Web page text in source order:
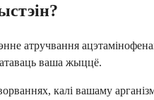
атручвання
ваша жыццё.
калі вашаму